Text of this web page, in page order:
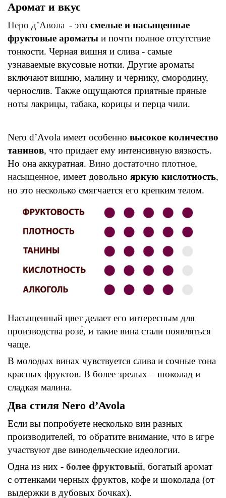
Аромат и вкус
Неро д’Авола - это смелые и насыщенные
фруктовые ароматы и почти полное отсутствие
тонкости. Черная вишня и слива - самые
узнаваемые вкусовые нотки. Другие ароматы
включаютвишню, малину и чернику, смородину,
чернослив. Также ощущаются приятные пряные
ноты лакрицы, табака, корицы и перца чили.
Nero d’Avola имеет особенно высокое количество
танинов, что придает ему интенсивную вязкость.
Но она аккуратная. Вино достаточно плотное,
насыщенное, имеет довольно яркую кислотность,
но это несколько смягчается его крепким телом.
Насыщенный цвет делает его интересным для
производства розе́, и такие вина стали появляться
чаще.
В молодых винах чувствуется слива и сочные тона
красных фруктов. В более зрелых – шоколад и
сладкая малина.
Два стиля Nero d’Avola
Если вы попробуете несколько вин разных
производителей, то обратите внимание, что в игре
участвуют две винодельческие идеологии.
Одна из них - более фруктовый, богатый аромат
с оттенками черных фруктов, кофе и шоколада (от
выдержки в дубовых бочках).